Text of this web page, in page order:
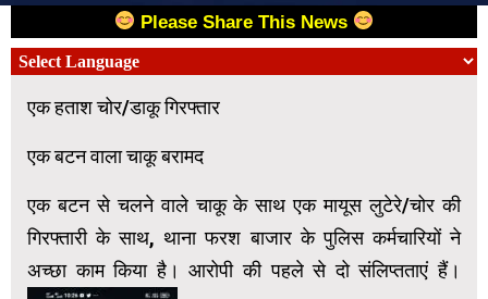
Please Share This News
एक हताश चोर/डाकू गिरफ्तार
एक बटन वाला चाकू बरामद
एक बटन से चलने वाले चाकू के साथ एक मायूस लुटेरे/चोर की
गिरफ्तारी के साथ, थाना फरश बाजार के पुलिस कर्मचारियों ने
अच्छा काम किया है। आरोपी की पहले से दो संलिप्तताएं हैं।